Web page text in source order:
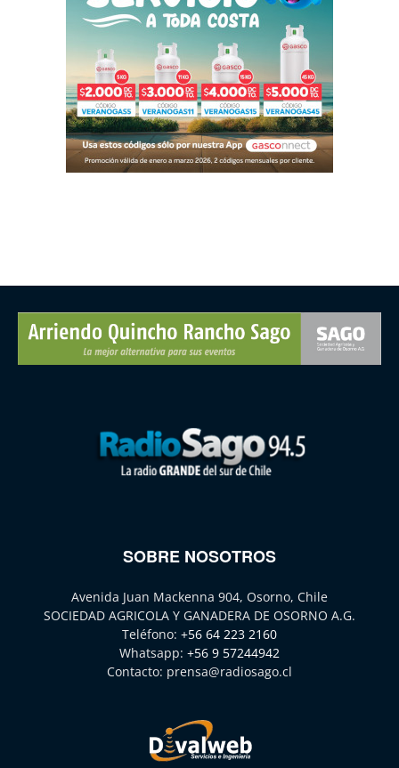
SOBRE NOSOTROS
Avenida Juan Mackenna 904, Osorno, Chile
SOCIEDAD AGRICOLA Y GANADERA DE OSORNO A.G.
Teléfono: +56 64 223 2160
Whatsapp: +56 9 57244942
Contacto: prensa@radiosago.cl